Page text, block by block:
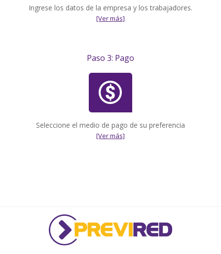
Ingrese los datos de la empresa y los trabajadores.
[Ver más]
Paso 3: Pago
Seleccione el medio de pago de su preferencia
[Ver más]